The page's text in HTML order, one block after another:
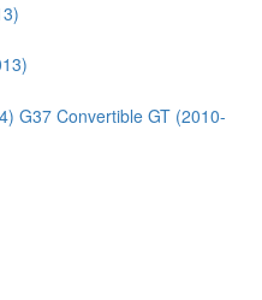
G37 Convertible GT (2010-